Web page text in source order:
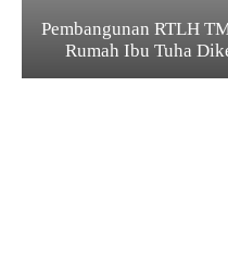
Pembangunan RTLH
Rumah Ibu Tuha